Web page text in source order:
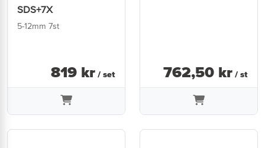
SDS+7X
5-12mm 7st
819 kr / set 762,50 kr / st